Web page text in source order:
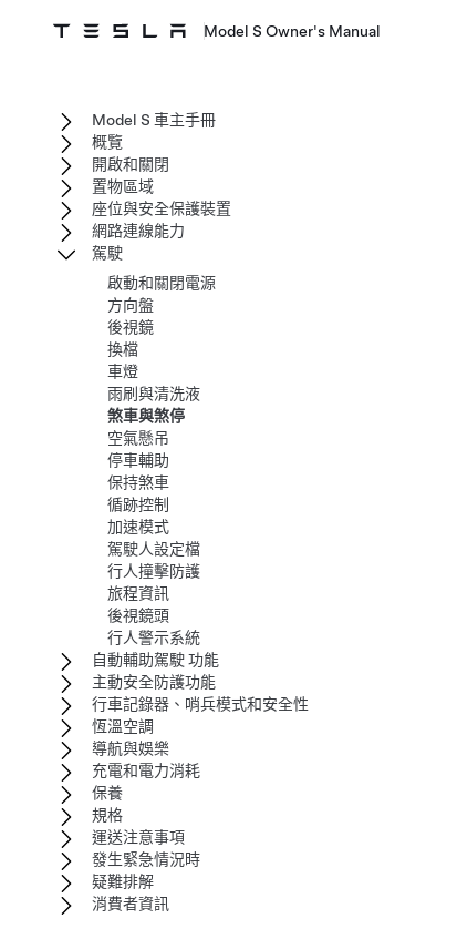
Model S Owner's Manual
Model S 車主手冊
概覽
開啟和關閉
置物區域
座位與安全保護裝置
網路連線能力
駕駛
啟動和關閉電源
方向盤
後視鏡
換檔
車燈
雨刷與清洗液
煞車與煞停
空氣懸吊
停車輔助
保持煞車
循跡控制
加速模式
駕駛人設定檔
行人撞擊防護
旅程資訊
後視鏡頭
行人警示系統
自動輔助駕駛 功能
主動安全防護功能
行車記錄器、哨兵模式和安全性
恆溫空調
導航與娛樂
充電和電力消耗
保養
規格
運送注意事項
發生緊急情況時
疑難排解
消費者資訊